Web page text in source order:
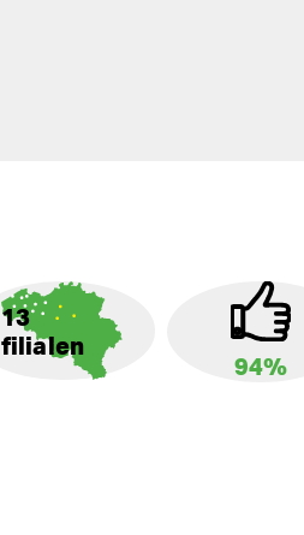
13
filialen
94%